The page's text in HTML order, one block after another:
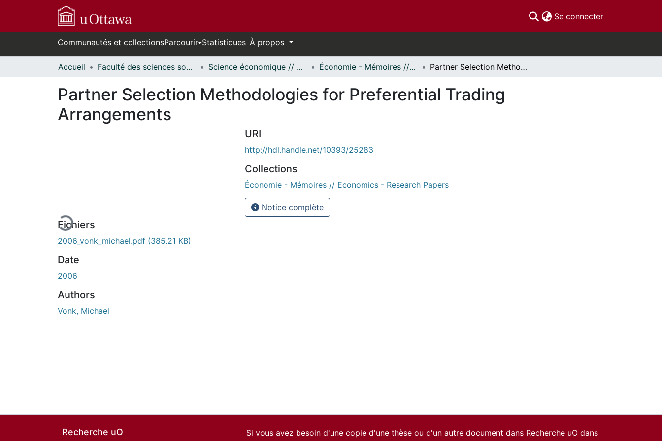
Se connecter(current)
Communautés et collectionsParcourir Statistiques À propos
Accueil Faculté des sciences sociales // Faculty of Social Sciences Science économique // Economics Économie - Mémoires // Economics - Research Papers Partner Selection Methodologies for Preferential Trading Arrangements
Partner Selection Methodologies for Preferential Trading
Arrangements
Fichiers
2006_vonk_michael.pdf (385.21 KB)
Date
2006
Authors
Vonk, Michael
URI
http://hdl.handle.net/10393/25283
Collections
Économie - Mémoires // Economics - Research Papers
Notice complète
Recherche uO
Si vous avez besoin d'une copie d'une thèse ou d'un autre document dans Recherche uO dans